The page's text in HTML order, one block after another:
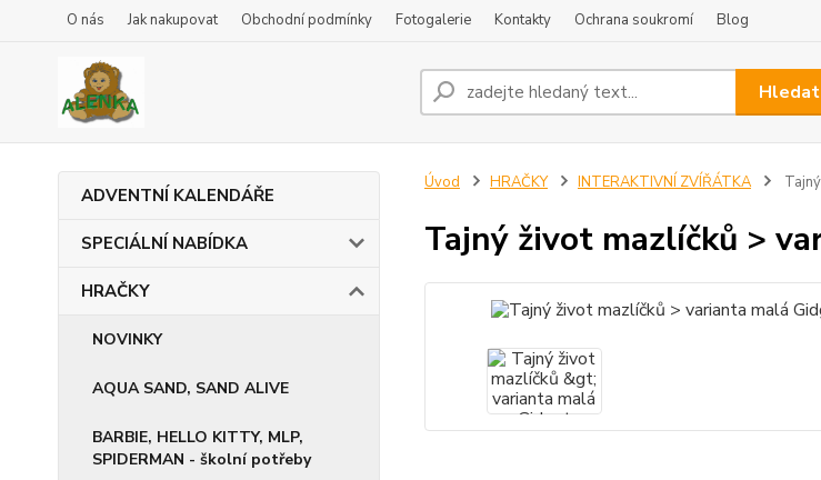
O nás Jak nakupovat Obchodní podmínky Fotogalerie Kontakty Ochrana soukromí Blog
Hledat
ADVENTNÍ KALENDÁŘE
SPECIÁLNÍ NABÍDKA
HRAČKY
NOVINKY
AQUA SAND, SAND ALIVE
BARBIE, HELLO KITTY, MLP,
SPIDERMAN - školní potřeby
Úvod HRAČKY INTERAKTIVNÍ ZVÍŘÁTKA
Tajný život mazlíčků >